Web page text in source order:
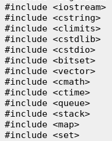
#include <iostream>
#include <cstring>
#include <climits>
#include <cstdlib>
#include <cstdio>
#include <bitset>
#include <vector>
#include <cmath>
#include <ctime>
#include <queue>
#include <stack>
#include <map>
#include <set>